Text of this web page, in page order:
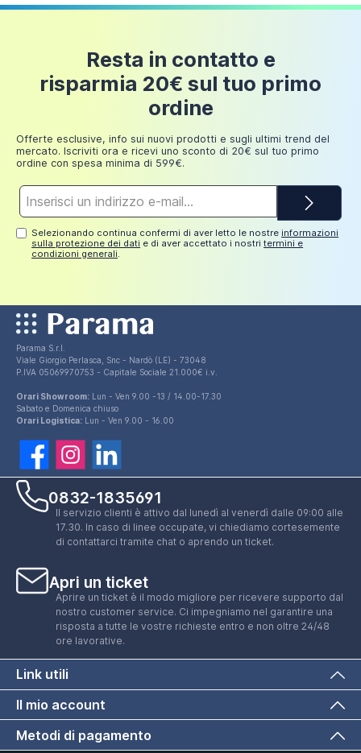
Resta in contatto e
risparmia 20€ sul tuo primo
ordine
Offerte esclusive, info sui nuovi prodotti e sugli ultimi trend del
mercato. Iscriviti ora e ricevi uno sconto di 20€ sul tuo primo
ordine con spesa minima di 599€.
e-
Selezionando continua confermi di aver letto le nostreinformazioni
sulla protezione dei dati e di aver accettato i nostritermini e
condizioni generali.
Parama S.r.l.
Viale Giorgio Perlasca, Snc - Nardò (LE) - 73048
P.IVA 05069970753 - Capitale Sociale 21.000€ i.v.
Orari Showroom: Lun - Ven 9.00 -13 / 14.00-17.30
Sabato e Domenica chiuso
Orari Logistica: Lun - Ven 9.00 - 16.00
0832-1835691
Il servizio clienti è attivo dal lunedì al venerdì dalle 09:00 alle
17.30. In caso di linee occupate, vi chiediamo cortesemente
di contattarci tramite chat o aprendo un ticket.
Apri un ticket
Aprire un ticket è il modo migliore per ricevere supporto dal
nostro customer service. Ci impegniamo nel garantire una
risposta a tutte le vostre richieste entro e non oltre 24/48
ore lavorative.
Link utili
Il mio account
Metodi di pagamento